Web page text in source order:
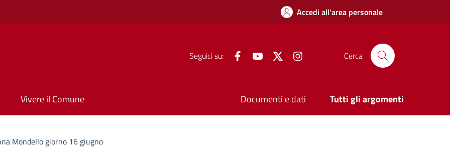
Accedi all'area personale
Seguici su: FacebookYouTube Twitter Cerca
Vivere il Comune Documenti e dati Tutti gli argomenti
Mondello giorno 16 giugno